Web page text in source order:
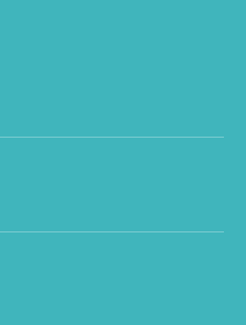
multi-rivestite per
la
messa a fuoco è
Il telemetro
la distanza o le
lente.
il che lo rende